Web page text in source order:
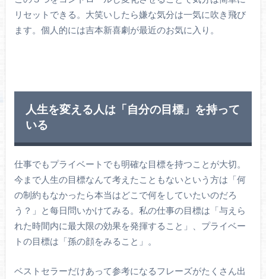
リセットできる。大笑いしたら嫌な気分は一気に吹き飛び
ます。個人的には吉本新喜劇が最近のお気に入り。
人生を変える人は「自分の目標」を持って
いる
仕事でもプライベートでも明確な目標を持つことが大切。
今まで人生の目標なんて考えたこともないという方は「何
の制約もなかったら本当はどこで何をしていたいのだろ
う？」と每日問いかけてみる。私の仕事の目標は「与えら
れた時間内に最大限の効果を発揮すること」、プライベー
トの目標は「孫の顔をみること」。
ベストセラーだけあって参考になるフレーズがたくさん出